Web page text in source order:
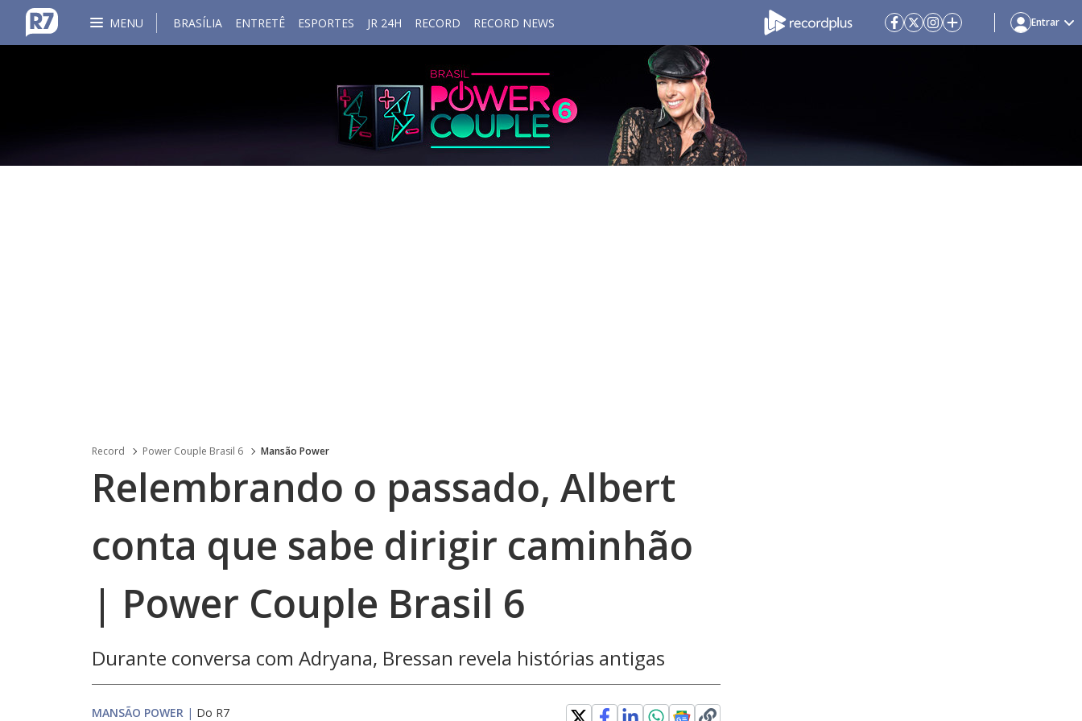
MENU BRASÍLIA ENTRETÊ ESPORTES JR 24H RECORD RECORD NEWS Entrar
Record Power Couple Brasil 6 Mansão Power
Relembrando o passado, Albert
conta que sabe dirigir caminhão
| Power Couple Brasil 6
Durante conversa com Adryana, Bressan revela histórias antigas
MANSÃO POWER | Do R7